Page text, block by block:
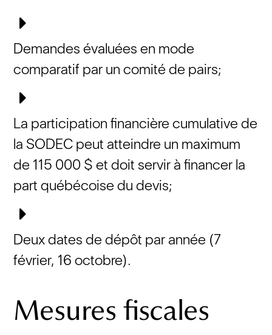
Demandes évaluées en mode
comparatif par un comité de pairs;
La participation financière cumulative de
la SODEC peut atteindre un maximum
de 115 000 $ et doit servir à financer la
part québécoise du devis;
Deux dates de dépôt par année (7
février, 16 octobre).
Mesures fiscales